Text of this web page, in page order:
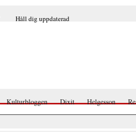
Håll dig uppdaterad
Kulturbloggen Dixit Helgesson